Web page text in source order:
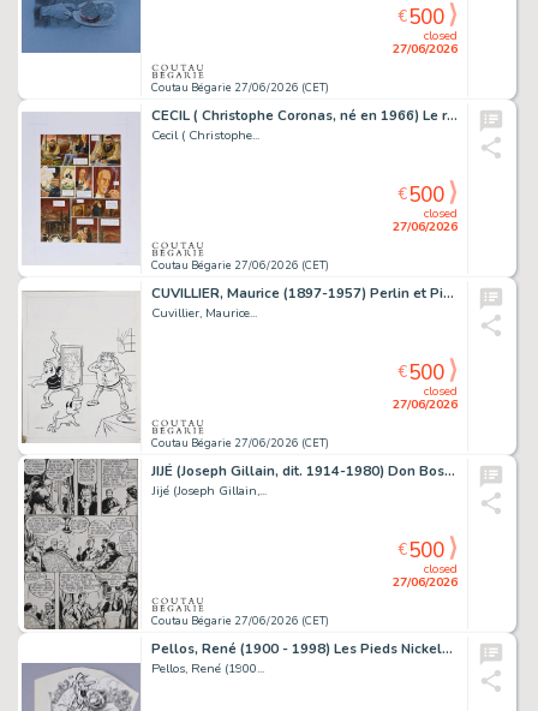
Coutau Bégarie 27/06/2026 (CET)
closed
27/06/2026
€500
CECIL ( Christophe Coronas, né en 1966) Le réseau Bombyce,...
Cecil ( Christophe...
Coutau Bégarie 27/06/2026 (CET)
closed
27/06/2026
€500
CUVILLIER, Maurice (1897-1957) Perlin et Pinpin, les...
Cuvillier, Maurice...
Coutau Bégarie 27/06/2026 (CET)
closed
27/06/2026
€500
JIJÉ (Joseph Gillain, dit. 1914-1980) Don Bosco, planche...
Jijé (Joseph Gillain,...
Coutau Bégarie 27/06/2026 (CET)
closed
27/06/2026
€500
Pellos, René (1900 - 1998) Les Pieds Nickelés Encre...
Pellos, René (1900...